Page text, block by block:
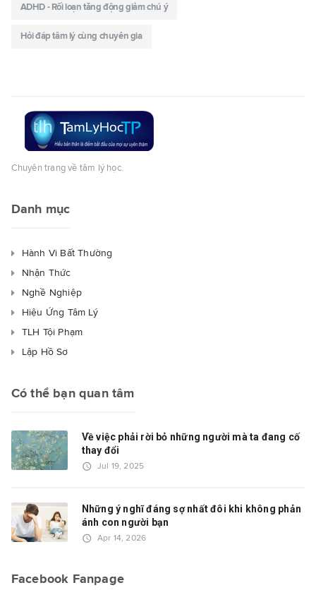
ADHD - Rối loạn tăng động giảm chú ý
Hỏi đáp tâm lý cùng chuyên gia
Chuyên trang về tâm lý học.
Danh mục
Hành Vi Bất Thường
Nhận Thức
Nghề Nghiệp
Hiệu Ứng Tâm Lý
TLH Tội Phạm
Lập Hồ Sơ
Có thể bạn quan tâm
Về việc phải rời bỏ những người mà ta đang cố
thay đổi
access_time Jul 19, 2025
Những ý nghĩ đáng sợ nhất đôi khi không phản
ánh con người bạn
access_time Apr 14, 2026
Facebook Fanpage